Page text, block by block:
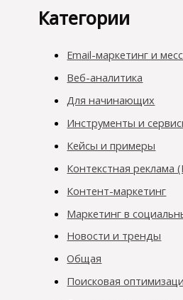
Категории
Email-маркетинг и
Веб-аналитика
Для начинающих
Инструменты и
Кейсы и примеры
Контекстная реклама
Контент-маркетинг
Маркетинг в
Новости и тренды
Общая
Поисковая